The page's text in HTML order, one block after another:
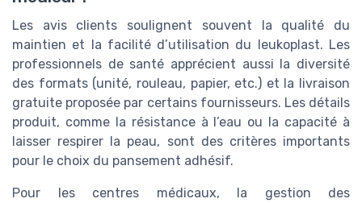
Les avis clients soulignent souvent la qualité du
maintien et la facilité d’utilisation du leukoplast. Les
professionnels de santé apprécient aussi la diversité
des formats (unité, rouleau, papier, etc.) et la livraison
gratuite proposée par certains fournisseurs. Les détails
produit, comme la résistance à l’eau ou la capacité à
laisser respirer la peau, sont des critères importants
pour le choix du pansement adhésif.
Pour les centres médicaux, la gestion des